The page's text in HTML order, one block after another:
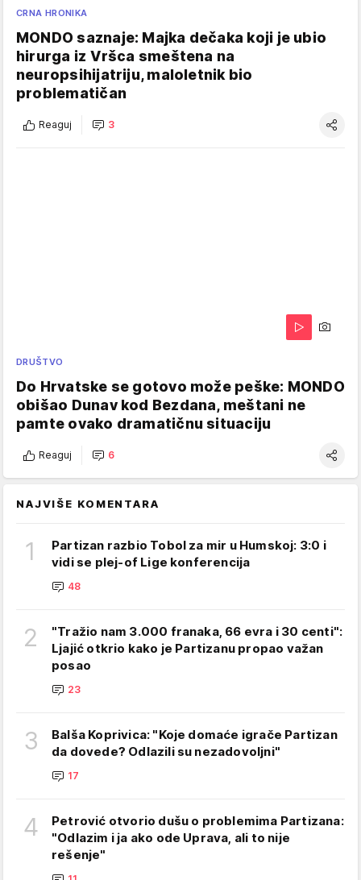
CRNA HRONIKA
MONDO saznaje: Majka dečaka koji je ubio
hirurga iz Vršca smeštena na
neuropsihijatriju, maloletnik bio
problematičan
Reaguj 3
DRUŠTVO
Do Hrvatske se gotovo može peške: MONDO
obišao Dunav kod Bezdana, meštani ne
pamte ovako dramatičnu situaciju
Reaguj 6
NAJVIŠE KOMENTARA
1
Partizan razbio Tobol za mir u Humskoj: 3:0 i
vidi se plej-of Lige konferencija
48
2
"Tražio nam 3.000 franaka, 66 evra i 30 centi":
Ljajić otkrio kako je Partizanu propao važan
posao
23
3
Balša Koprivica: "Koje domaće igrače Partizan
da dovede? Odlazili su nezadovoljni"
17
4
Petrović otvorio dušu o problemima Partizana:
"Odlazim i ja ako ode Uprava, ali to nije
rešenje"